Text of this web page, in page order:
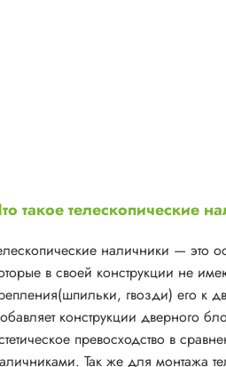
такое телескопические
наличники — это
в своей конструкции не
гвозди) его к
конструкции дверного
превосходство в
Так же для монтажа